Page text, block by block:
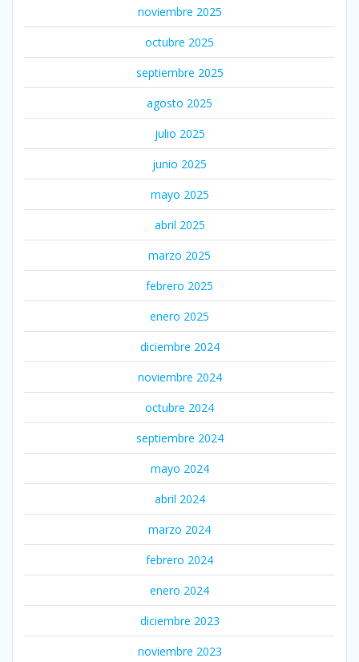
noviembre 2025
octubre 2025
septiembre 2025
agosto 2025
julio 2025
junio 2025
mayo 2025
abril 2025
marzo 2025
febrero 2025
enero 2025
diciembre 2024
noviembre 2024
octubre 2024
septiembre 2024
mayo 2024
abril 2024
marzo 2024
febrero 2024
enero 2024
diciembre 2023
noviembre 2023